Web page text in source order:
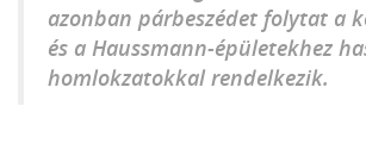
azonban párbeszédet folytat a
és a Haussmann-épületekhez
homlokzatokkal rendelkezik.